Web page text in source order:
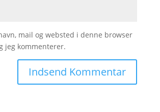
mail og websted i denne browser
jeg kommenterer.